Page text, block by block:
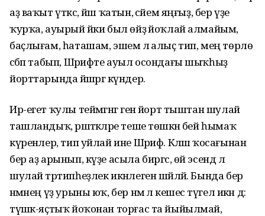
аҙ ваҡыт үткәс, йәш ҡатын, әсәйем яңғыҙ, бер үҙе
ҡурҡа, ауырый йәки был өйҙә йоҡлай алмайым,
баҫлығам, һаташам, эшемә лә алыҫ тип, мең төрлө
сәбәп табып, Шәрифте ауыл осондағы шыҡһыҙ
йорттарында йәшәргә күндерә.
Ир-егет ҡулы теймәгәнгә генә йорт тыштан шулай
ташландыҡ, рәшәткәләре теше төшкән әбей һымаҡ
күренәлер, тип уйлай ине Шәриф. Кәләш ҡосағынан
бер аҙ арынып, күҙе асыла биргәс, өй эсендә лә
шулай тәртипһеҙлек икәнлеген шәйләй. Бында бер
нәмәнең үҙ урыны юҡ, бер нәмә лә кешесә түгел икән дә:
түшәк-яҫтыҡ йоҡонан торғас та йыйылмай,